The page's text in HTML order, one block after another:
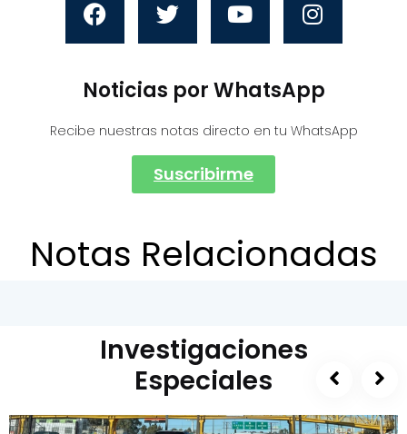
Noticias por WhatsApp
Recibe nuestras notas directo en tu WhatsApp
Suscribirme
Notas Relacionadas
Investigaciones
Especiales